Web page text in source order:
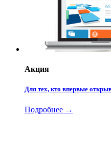
Акция
Для тех, кто впервые
Подробнее →